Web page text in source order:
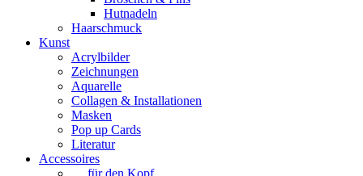
Hutnadeln
Haarschmuck
Kunst
Acrylbilder
Zeichnungen
Aquarelle
Collagen & Installationen
Masken
Pop up Cards
Literatur
Accessoires
… für den Kopf